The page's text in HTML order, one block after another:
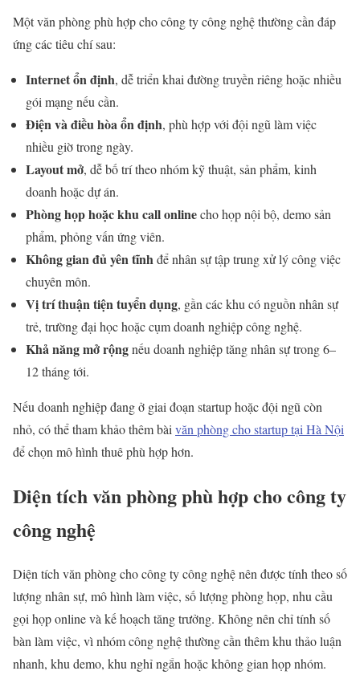
Một văn phòng phù hợp cho công ty công nghệ thường cần đáp
ứng các tiêu chí sau:
Internet ổn định, dễ triển khai đường truyền riêng hoặc nhiều
gói mạng nếu cần.
Điện và điều hòa ổn định, phù hợp với đội ngũ làm việc
nhiều giờ trong ngày.
Layout mở, dễ bố trí theo nhóm kỹ thuật, sản phẩm, kinh
doanh hoặc dự án.
Phòng họp hoặc khu call onlinecho họp nội bộ, demo sản
phẩm, phỏng vấn ứng viên.
Không gian đủ yên tĩnhđể nhân sự tập trung xử lý công việc
chuyên môn.
Vị trí thuận tiện tuyển dụng, gần các khu có nguồn nhân sự
trẻ, trường đại học hoặc cụm doanh nghiệp công nghệ.
Khả năng mở rộngnếu doanh nghiệp tăng nhân sự trong 6–
12 tháng tới.
Nếu doanh nghiệp đang ở giai đoạn startup hoặc đội ngũ còn
nhỏ, có thể tham khảo thêm bàivăn phòng cho startup tại Hà Nội
để chọn mô hình thuê phù hợp hơn.
Diện tích văn phòng phù hợp cho công ty
công nghệ
Diện tích văn phòng cho công ty công nghệ nên được tính theo số
lượng nhân sự, mô hình làm việc, số lượng phòng họp, nhu cầu
gọi họp online và kế hoạch tăng trưởng. Không nên chỉ tính số
bàn làm việc, vì nhóm công nghệ thường cần thêm khu thảo luận
nhanh, khu demo, khu nghỉ ngắn hoặc không gian họp nhóm.